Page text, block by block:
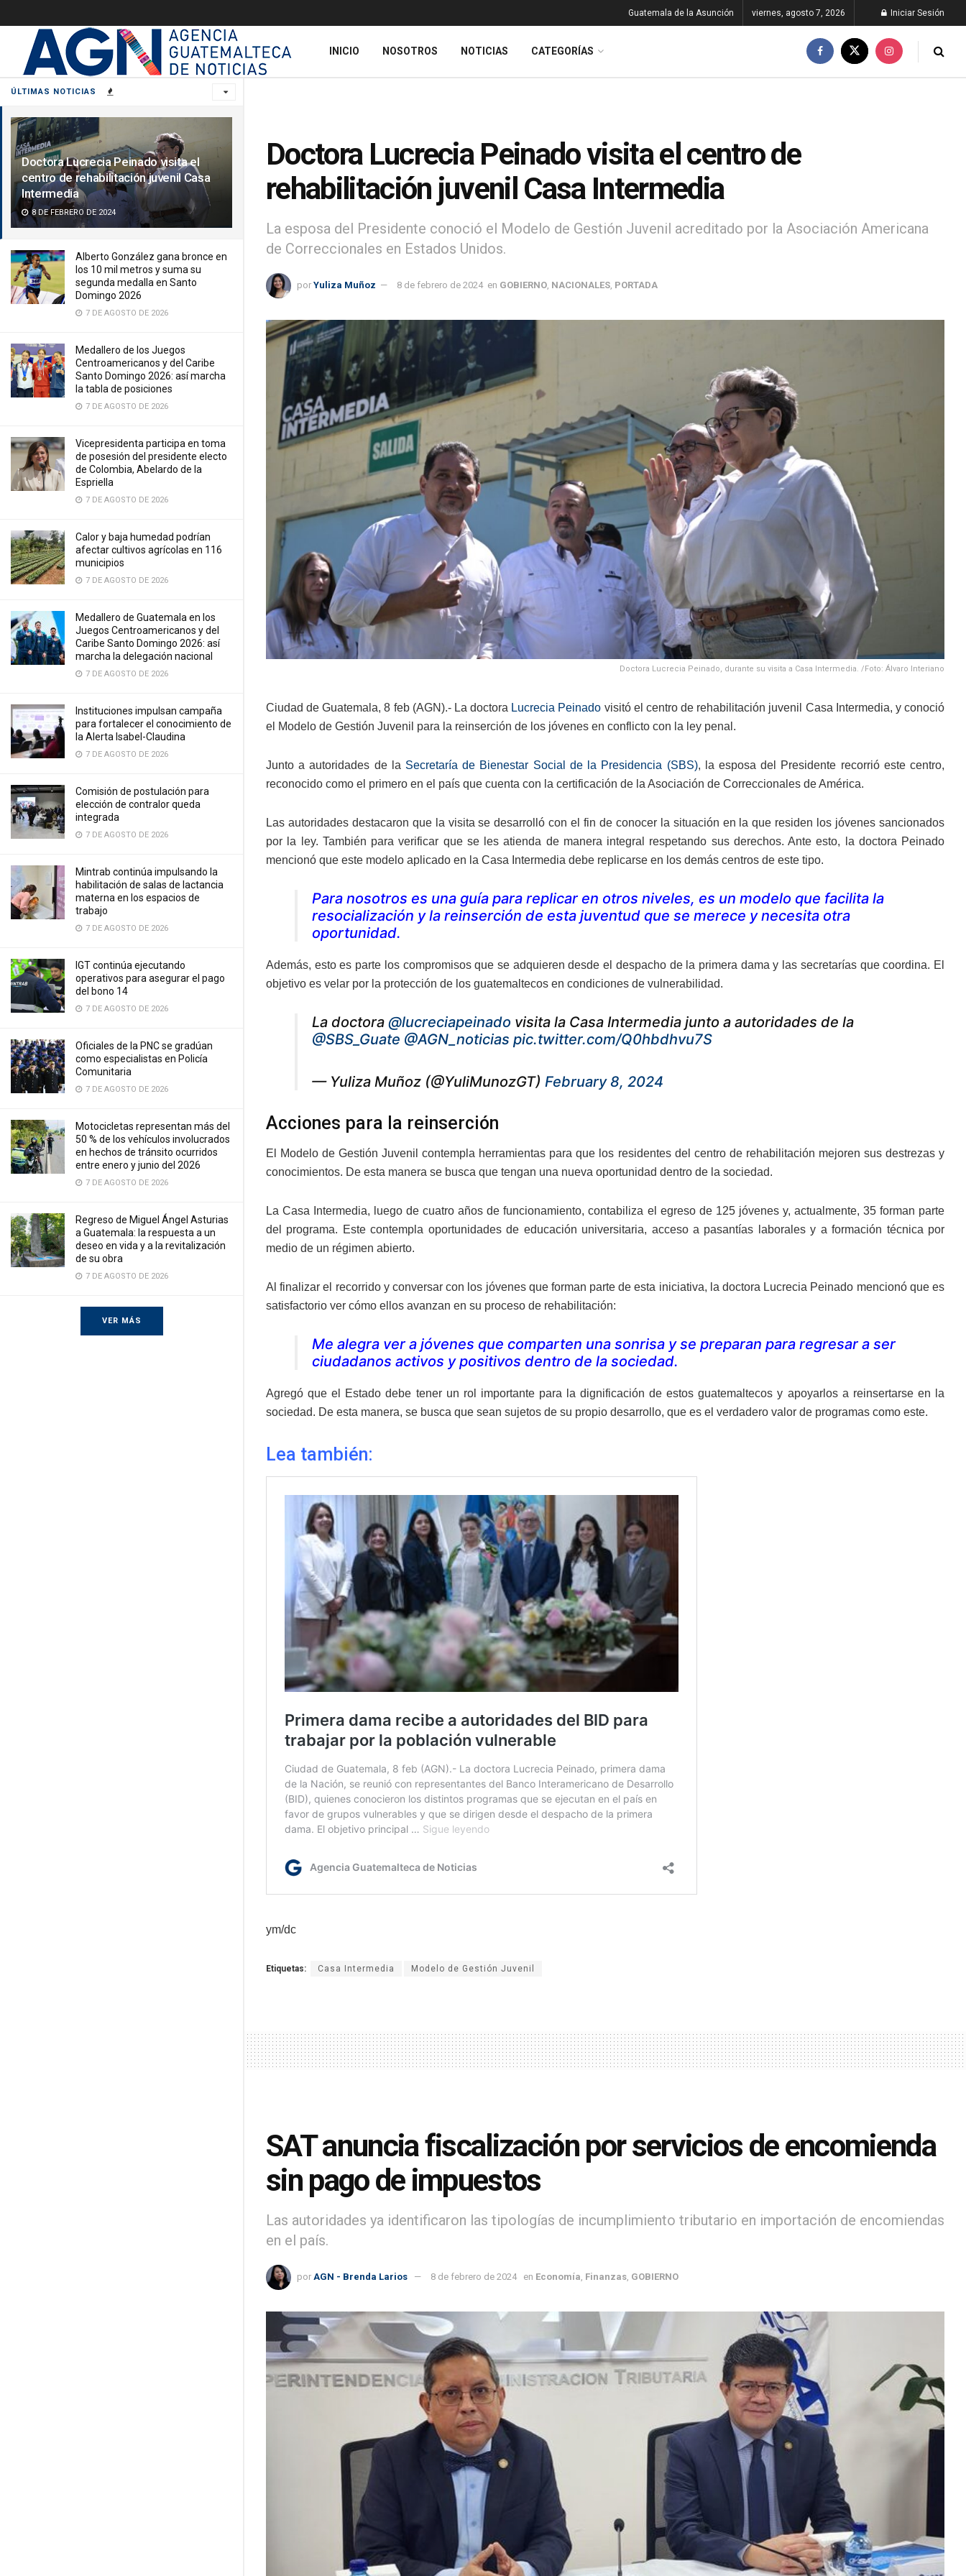
ÚLTIMAS NOTICIAS
Doctora Lucrecia Peinado visita el
centro de rehabilitación juvenil Casa
Intermedia
8 DE FEBRERO DE 2024
Alberto González gana bronce en
los 10 mil metros y suma su
segunda medalla en Santo
Domingo 2026
7 DE AGOSTO DE 2026
Medallero de los Juegos
Centroamericanos y del Caribe
Santo Domingo 2026: así marcha
la tabla de posiciones
7 DE AGOSTO DE 2026
Vicepresidenta participa en toma
de posesión del presidente electo
de Colombia, Abelardo de la
Espriella
7 DE AGOSTO DE 2026
Calor y baja humedad podrían
afectar cultivos agrícolas en 116
municipios
7 DE AGOSTO DE 2026
Medallero de Guatemala en los
Juegos Centroamericanos y del
Caribe Santo Domingo 2026: así
marcha la delegación nacional
7 DE AGOSTO DE 2026
Instituciones impulsan campaña
para fortalecer el conocimiento de
la Alerta Isabel-Claudina
7 DE AGOSTO DE 2026
Comisión de postulación para
elección de contralor queda
integrada
7 DE AGOSTO DE 2026
Mintrab continúa impulsando la
habilitación de salas de lactancia
materna en los espacios de
trabajo
7 DE AGOSTO DE 2026
IGT continúa ejecutando
operativos para asegurar el pago
del bono 14
7 DE AGOSTO DE 2026
Oficiales de la PNC se gradúan
como especialistas en Policía
Comunitaria
7 DE AGOSTO DE 2026
Motocicletas representan más del
50 % de los vehículos involucrados
en hechos de tránsito ocurridos
entre enero y junio del 2026
7 DE AGOSTO DE 2026
Regreso de Miguel Ángel Asturias
a Guatemala: la respuesta a un
deseo en vida y a la revitalización
de su obra
7 DE AGOSTO DE 2026
VER MÁS
Guatemala de la Asunción viernes, agosto 7, 2026 Iniciar Sesión
INICIO NOSOTROS NOTICIAS CATEGORÍAS
Doctora Lucrecia Peinado visita el centro de
rehabilitación juvenil Casa Intermedia
La esposa del Presidente conoció el Modelo de Gestión Juvenil acreditado por la Asociación Americana
de Correccionales en Estados Unidos.
por Yuliza Muñoz 8 de febrero de 2024 en GOBIERNO NACIONALES PORTADA
Doctora Lucrecia Peinado, durante su visita a Casa Intermedia. /Foto: Álvaro Interiano
Ciudad de Guatemala, 8 feb (AGN).- La doctora Lucrecia Peinado visitó el centro de rehabilitación juvenil Casa Intermedia, y conoció
el Modelo de Gestión Juvenil para la reinserción de los jóvenes en conflicto con la ley penal.
Junto a autoridades de la Secretaría de Bienestar Social de la Presidencia (SBS), la esposa del Presidente recorrió este centro,
reconocido como el primero en el país que cuenta con la certificación de la Asociación de Correccionales de América.
Las autoridades destacaron que la visita se desarrolló con el fin de conocer la situación en la que residen los jóvenes sancionados
por la ley. También para verificar que se les atienda de manera integral respetando sus derechos. Ante esto, la doctora Peinado
mencionó que este modelo aplicado en la Casa Intermedia debe replicarse en los demás centros de este tipo.
Para nosotros es una guía para replicar en otros niveles, es un modelo que facilita la
resocialización y la reinserción de esta juventud que se merece y necesita otra
oportunidad.
Además, esto es parte los compromisos que se adquieren desde el despacho de la primera dama y las secretarías que coordina. El
objetivo es velar por la protección de los guatemaltecos en condiciones de vulnerabilidad.
La doctora @lucreciapeinado visita la Casa Intermedia junto a autoridades de la
@SBS_Guate @AGN_noticias pic.twitter.com/Q0hbdhvu7S
— Yuliza Muñoz (@YuliMunozGT) February 8, 2024
Acciones para la reinserción
El Modelo de Gestión Juvenil contempla herramientas para que los residentes del centro de rehabilitación mejoren sus destrezas y
conocimientos. De esta manera se busca que tengan una nueva oportunidad dentro de la sociedad.
La Casa Intermedia, luego de cuatro años de funcionamiento, contabiliza el egreso de 125 jóvenes y, actualmente, 35 forman parte
del programa. Este contempla oportunidades de educación universitaria, acceso a pasantías laborales y a formación técnica por
medio de un régimen abierto.
Al finalizar el recorrido y conversar con los jóvenes que forman parte de esta iniciativa, la doctora Lucrecia Peinado mencionó que es
satisfactorio ver cómo ellos avanzan en su proceso de rehabilitación:
Me alegra ver a jóvenes que comparten una sonrisa y se preparan para regresar a ser
ciudadanos activos y positivos dentro de la sociedad.
Agregó que el Estado debe tener un rol importante para la dignificación de estos guatemaltecos y apoyarlos a reinsertarse en la
sociedad. De esta manera, se busca que sean sujetos de su propio desarrollo, que es el verdadero valor de programas como este.
Lea también:
ym/dc
Etiquetas: Casa Intermedia Modelo de Gestión Juvenil
SAT anuncia fiscalización por servicios de encomienda
sin pago de impuestos
Las autoridades ya identificaron las tipologías de incumplimiento tributario en importación de encomiendas
en el país.
por AGN - Brenda Larios 8 de febrero de 2024 en Economía Finanzas GOBIERNO